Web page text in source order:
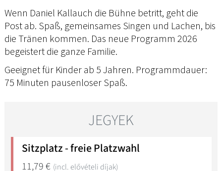
Wenn Daniel Kallauch die Bühne betritt, geht die
Post ab. Spaß, gemeinsames Singen und Lachen, bis
die Tränen kommen. Das neue Programm 2026
begeistert die ganze Familie.
Geeignet für Kinder ab 5 Jahren. Programmdauer:
75 Minuten pausenloser Spaß.